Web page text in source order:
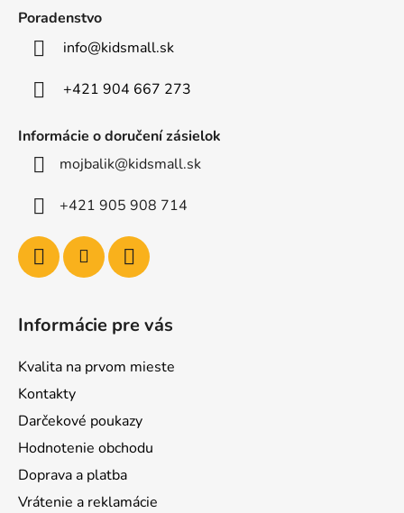
Poradenstvo
info@kidsmall.sk
+421 904 667 273
Informácie o doručení zásielok
mojbalik@kidsmall.sk
+421 905 908 714
Informácie pre vás
Kvalita na prvom mieste
Kontakty
Darčekové poukazy
Hodnotenie obchodu
Doprava a platba
Vrátenie a reklamácie